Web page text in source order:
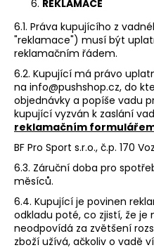
REKLAMACE
6.1. Práva kupujícího z
"reklamace") musí být
reklamačním řádem.
6.2. Kupující má právo
na info@pushshop.cz, do
objednávky a popíše vadu
kupující vyzván k zaslání
reklamačním
BF Pro Sport s.r.o., č.p. 170
6.3. Záruční doba pro
měsíců.
6.4. Kupující je povinen
odkladu poté, co zjistí, že je
neodpovídá za zvětšení
zboží užívá, ačkoliv o vadě